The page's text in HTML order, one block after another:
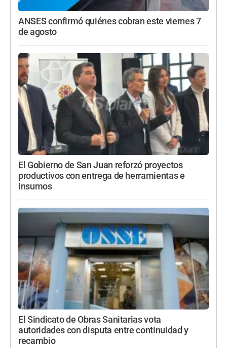
ANSES confirmó quiénes cobran este viernes 7
de agosto
El Gobierno de San Juan reforzó proyectos
productivos con entrega de herramientas e
insumos
El Sindicato de Obras Sanitarias vota
autoridades con disputa entre continuidad y
recambio